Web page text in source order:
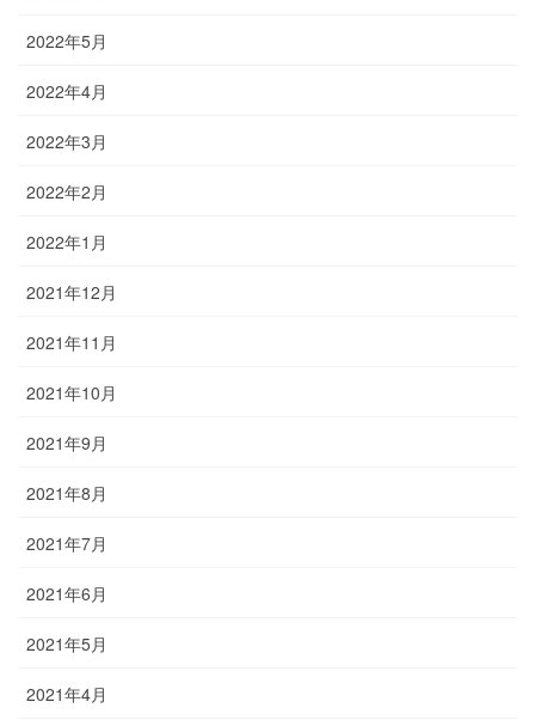
2022年5月
2022年4月
2022年3月
2022年2月
2022年1月
2021年12月
2021年11月
2021年10月
2021年9月
2021年8月
2021年7月
2021年6月
2021年5月
2021年4月